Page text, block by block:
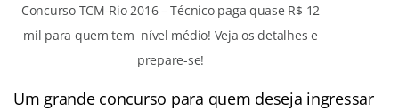
Concurso TCM-Rio 2016 – Técnico paga quase R$ 12
mil para quem tem nível médio! Veja os detalhes e
prepare-se!
Um grande concurso para quem deseja ingressar